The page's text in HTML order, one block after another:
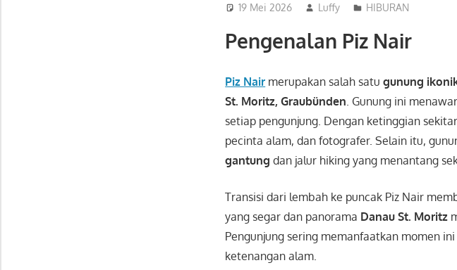
19 Mei 2026 Luffy HIBURAN
Pengenalan Piz Nair
Piz Nair merupakan salah satugunung
St. Moritz, Graubünden . Gunung ini
setiap pengunjung. Dengan ketinggian
pecinta alam, dan fotografer. Selain itu,
gantung dan jalur hiking yang menantang
Transisi dari lembah ke puncak Piz Nair
yang segar dan panorama Danau St. Moritz
Pengunjung sering memanfaatkan momen
ketenangan alam.